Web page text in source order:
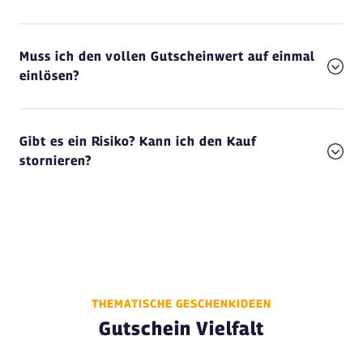
Muss ich den vollen Gutscheinwert auf einmal
einlösen?
Gibt es ein Risiko? Kann ich den Kauf
stornieren?
THEMATISCHE GESCHENKIDEEN
Gutschein Vielfalt